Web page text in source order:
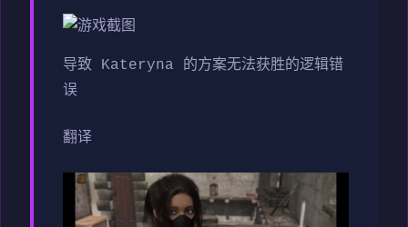
导致 Kateryna 的方案无法获胜的逻辑错
误
翻译